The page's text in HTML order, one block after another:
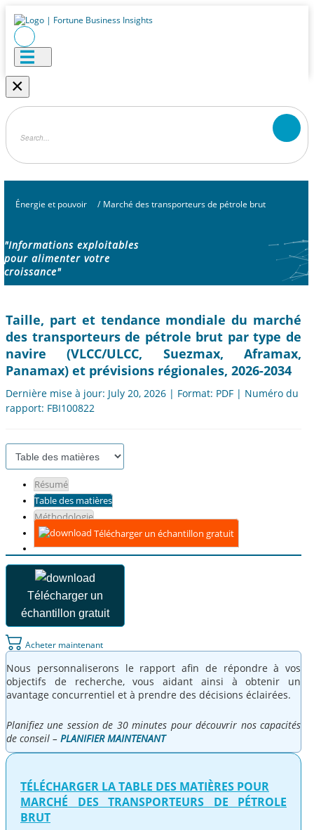
×
Énergie et pouvoir / Marché des transporteurs de pétrole brut
"Informations exploitables
pour alimenter votre
croissance"
Taille, part et tendance mondiale du marché
des transporteurs de pétrole brut par type de
navire (VLCC/ULCC, Suezmax, Aframax,
Panamax) et prévisions régionales, 2026-2034
Dernière mise à jour: July 20, 2026 | Format: PDF | Numéro du
rapport: FBI100822
Résumé
Table des matières
Méthodologie
Télécharger un échantillon gratuit
Télécharger un
échantillon gratuit
Acheter maintenant
Nous personnaliserons le rapport afin de répondre à vos
objectifs de recherche, vous aidant ainsi à obtenir un
avantage concurrentiel et à prendre des décisions éclairées.
Planifiez une session de 30 minutes pour découvrir nos capacités
de conseil – PLANIFIER MAINTENANT
TÉLÉCHARGER LA TABLE DES MATIÈRES POUR
MARCHÉ DES TRANSPORTEURS DE PÉTROLE
BRUT